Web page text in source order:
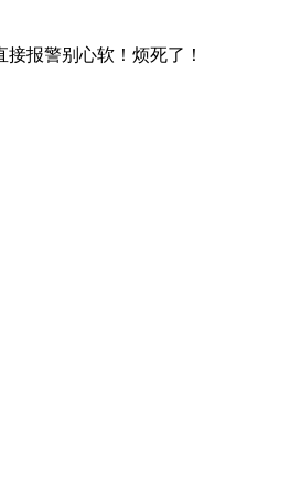
报警别心软！烦死了！